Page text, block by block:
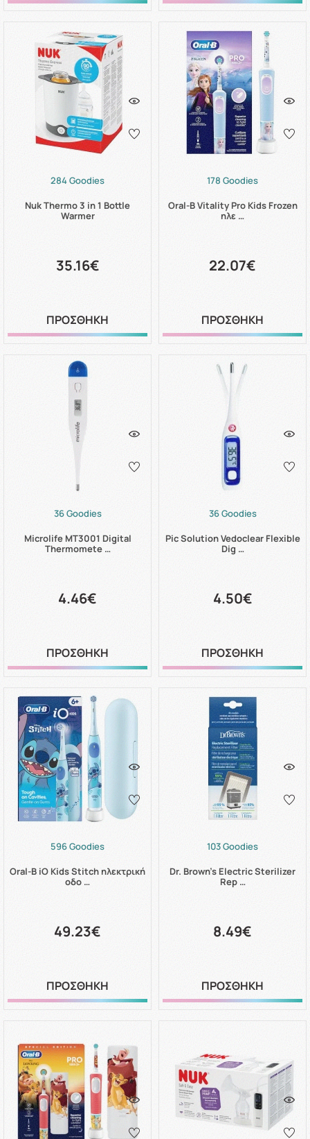
284 Goodies
Nuk Thermo 3 in 1 Bottle
Warmer
35.16€
ΠΡΟΣΘΗΚΗ
178 Goodies
Oral-B Vitality Pro Kids Frozen
ηλε …
22.07€
ΠΡΟΣΘΗΚΗ
36 Goodies
Microlife MT3001 Digital
Thermomete …
4.46€
ΠΡΟΣΘΗΚΗ
36 Goodies
Pic Solution Vedoclear Flexible
Dig …
4.50€
ΠΡΟΣΘΗΚΗ
596 Goodies
Oral-B iO Kids Stitch ηλεκτρική
οδο …
49.23€
ΠΡΟΣΘΗΚΗ
103 Goodies
Dr. Brown's Electric Sterilizer
Rep …
8.49€
ΠΡΟΣΘΗΚΗ